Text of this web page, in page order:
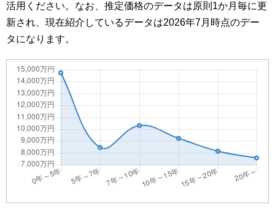
活用ください。なお、推定価格のデータは原則1か月毎に更
新され、現在紹介しているデータは2026年7月時点のデー
タになります。